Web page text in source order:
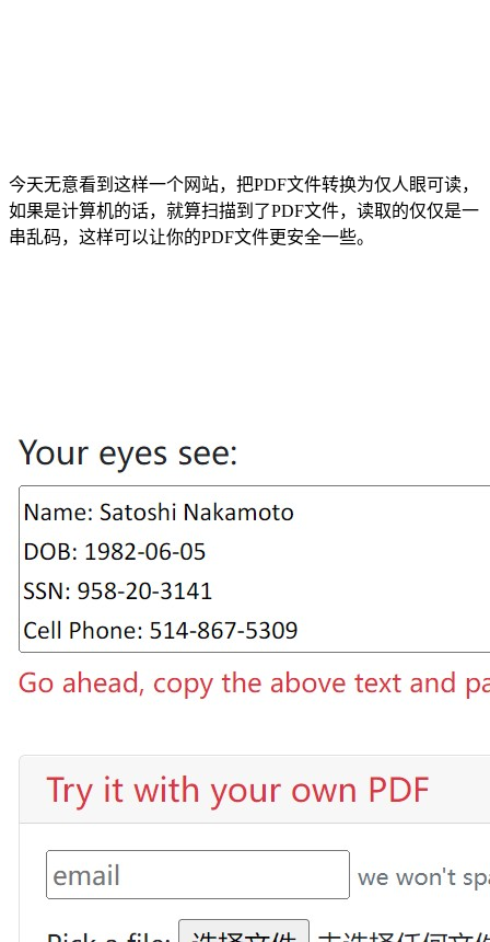
今天无意看到这样一个网站，把PDF文件转换为仅人眼可读，
如果是计算机的话，就算扫描到了PDF文件，读取的仅仅是一
串乱码，这样可以让你的PDF文件更安全一些。